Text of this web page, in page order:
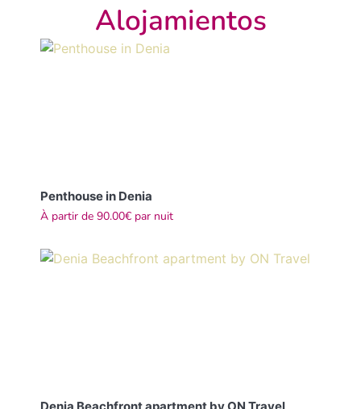
Alojamientos
Penthouse in Denia
À partir de 90.00€ par nuit
Denia Beachfront apartment by ON Travel